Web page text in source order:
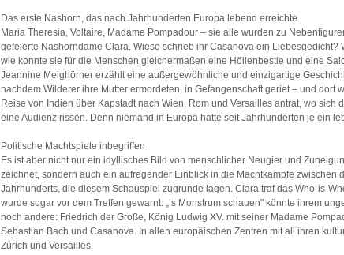
Das erste Nashorn, das nach Jahrhunderten Europa lebend erreichte
Maria Theresia, Voltaire, Madame Pompadour – sie alle wurden zu
gefeierte Nashorndame Clara. Wieso schrieb ihr Casanova ein Liebesgedicht?
wie konnte sie für die Menschen gleichermaßen eine Höllenbestie und eine
Jeannine Meighörner erzählt eine außergewöhnliche und einzigartige
nachdem Wilderer ihre Mutter ermordeten, in Gefangenschaft geriet – und dort
Reise von Indien über Kapstadt nach Wien, Rom und Versailles antrat, wo sich
eine Audienz rissen. Denn niemand in Europa hatte seit Jahrhunderten je ein
Politische Machtspiele inbegriffen
Es ist aber nicht nur ein idyllisches Bild von menschlicher Neugier und
zeichnet, sondern auch ein aufregender Einblick in die Machtkämpfe zwischen
Jahrhunderts, die diesem Schauspiel zugrunde lagen. Clara traf das Who-is-
wurde sogar vor dem Treffen gewarnt: „’s Monstrum schauen" könnte ihrem
noch andere: Friedrich der Große, König Ludwig XV. mit seiner Madame
Sebastian Bach und Casanova. In allen europäischen Zentren mit all ihren
Zürich und Versailles.